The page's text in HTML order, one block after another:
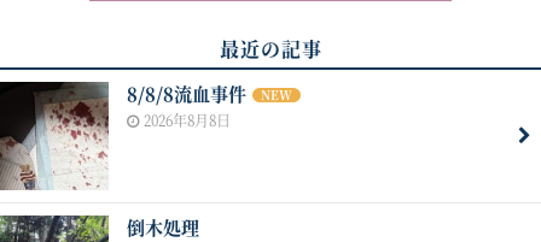
最近の記事
8/8/8流血事件 NEW
2026年8月8日
倒木処理